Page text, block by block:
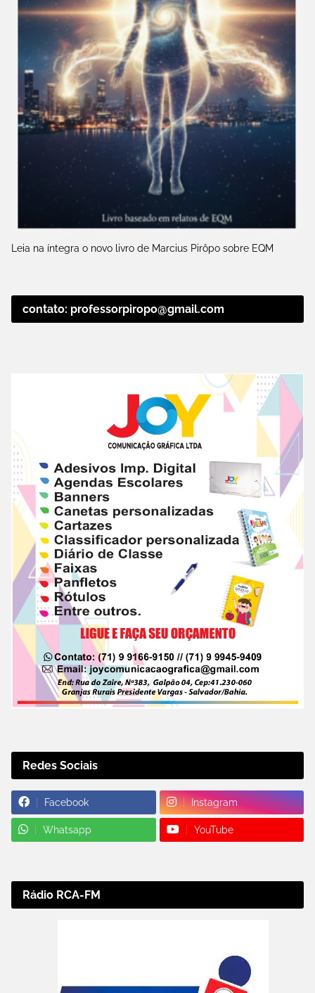
Leia na íntegra o novo livro de Marcius Pirôpo sobre EQM
contato: professorpiropo@gmail.com
Redes Sociais
Facebook Instagram
Whatsapp YouTube
Rádio RCA-FM